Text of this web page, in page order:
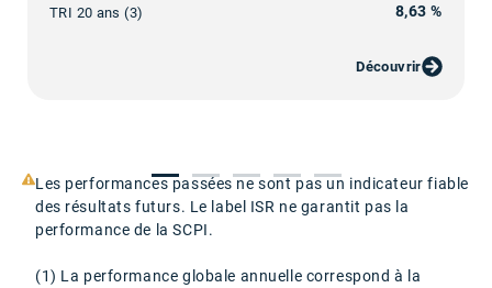
8,63 %
TRI 20 ans (3)
Découvrir
Les performances passées ne sont pas un indicateur fiable
des résultats futurs. Le label ISR ne garantit pas la
performance de la SCPI.
(1) La performance globale annuelle correspond à la